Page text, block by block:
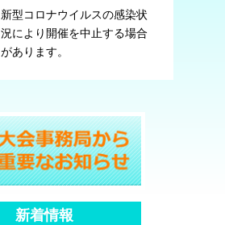
新型コロナウイルスの感染状
況により開催を中止する場合
があります。
新着情報